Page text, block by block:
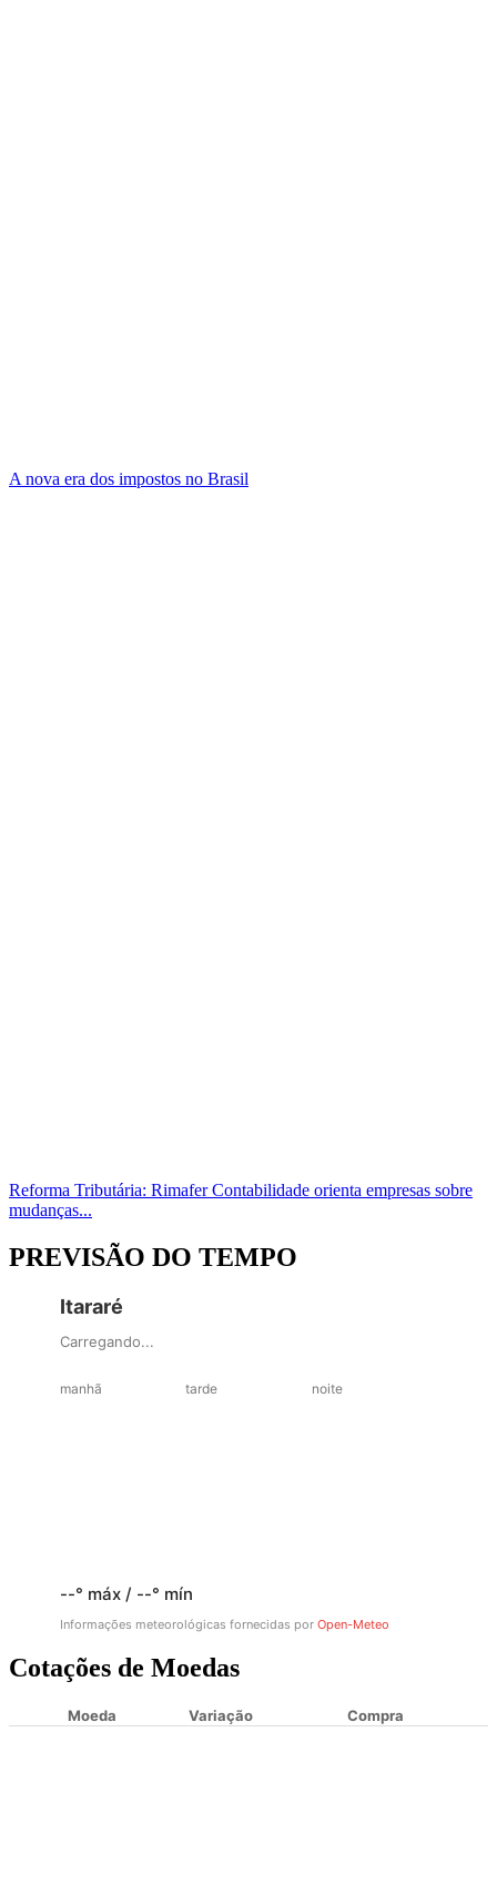
A nova era dos impostos no Brasil
Reforma Tributária: Rimafer Contabilidade orienta empresas sobre
mudanças...
PREVISÃO DO TEMPO
Itararé
Carregando...
manhã tarde noite
--° máx / --° mín
Informações meteorológicas fornecidas por Open-Meteo
Cotações de Moedas
Moeda Variação Compra